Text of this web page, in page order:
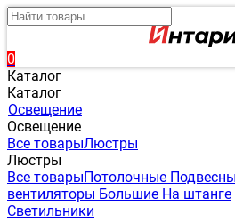
0
Каталог
Каталог
Освещение
Освещение
Все товарыЛюстры
Люстры
Все товарыПотолочные
вентиляторы Большие На штанге
Светильники